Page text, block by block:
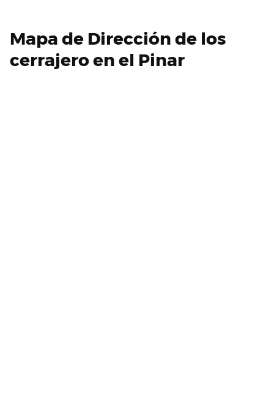
Mapa de Dirección de los
cerrajero en el Pinar